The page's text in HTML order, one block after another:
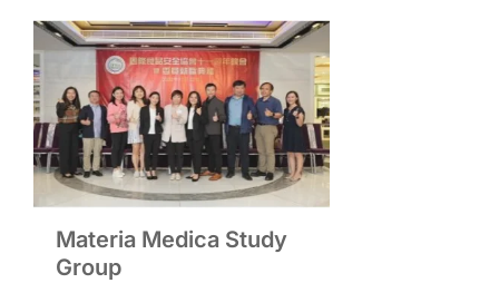
Materia Medica Study
Group